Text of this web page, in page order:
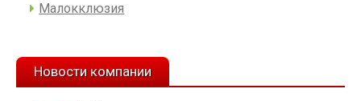
Малокклюзия
Новости компании